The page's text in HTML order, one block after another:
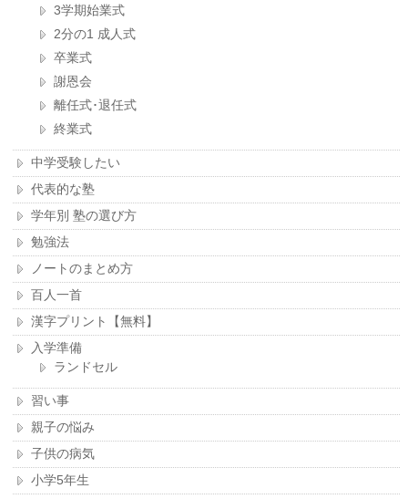
3学期始業式
2分の1 成人式
卒業式
謝恩会
離任式･退任式
終業式
中学受験したい
代表的な塾
学年別 塾の選び方
勉強法
ノートのまとめ方
百人一首
漢字プリント【無料】
入学準備
ランドセル
習い事
親子の悩み
子供の病気
小学5年生